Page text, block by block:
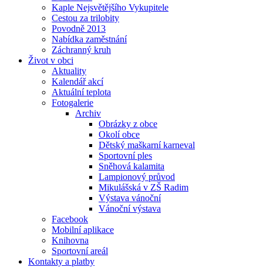
Kaple Nejsvětějšího Vykupitele
Cestou za trilobity
Povodně 2013
Nabídka zaměstnání
Záchranný kruh
Život v obci
Aktuality
Kalendář akcí
Aktuální teplota
Fotogalerie
Archiv
Obrázky z obce
Okolí obce
Dětský maškarní karneval
Sportovní ples
Sněhová kalamita
Lampionový průvod
Mikulášská v ZŠ Radim
Výstava vánoční
Vánoční výstava
Facebook
Mobilní aplikace
Knihovna
Sportovní areál
Kontakty a platby